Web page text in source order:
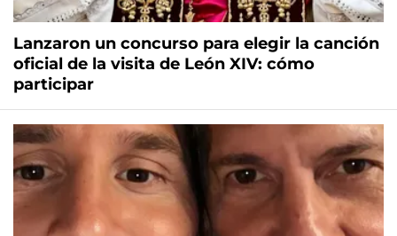
Lanzaron un concurso para elegir la canción
oficial de la visita de León XIV: cómo
participar